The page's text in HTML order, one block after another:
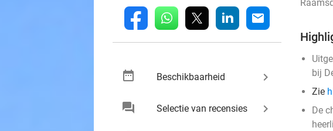
fb whatsapp linkedin mail
date_range Beschikbaarheid keyboard_arrow_right
chat Selectie van recensies keyboard_arrow_right
bij
Zie
De